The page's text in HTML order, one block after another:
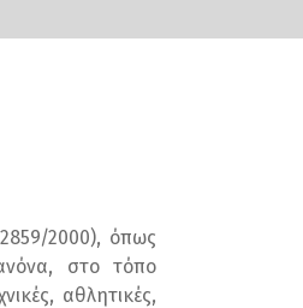
2000), όπως
στο τόπο
αθλητικές,